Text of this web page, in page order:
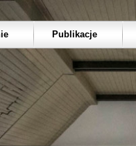
Publikacje